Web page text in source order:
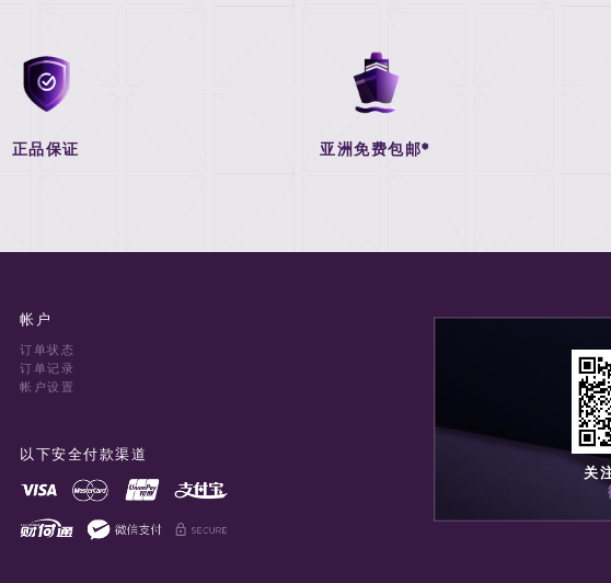
正品保证 亚洲免费包邮*
帐户
订单状态
订单记录
帐户设置
以下安全付款渠道
关